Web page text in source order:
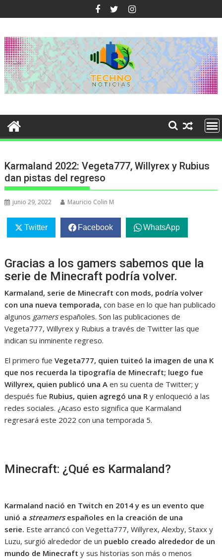
al
Karmaland 2022: Vegeta777, Willyrex y Rubius
dan pistas del regreso
junio 29, 2022 Mauricio Colin M
Twitter Facebook WhatsApp
Gracias a los gamers sabemos que la
serie de Minecraft podría volver.
Karmaland, serie de Minecraft con mods, podría volver
con una nueva temporada, con base en lo que han publicado
algunos gamersespañoles. Son las publicaciones de
Vegeta777, Willyrex y Rubius a través de Twitter las que
indican su inminente regreso.
El primero fue Vegeta777, quien tuiteó la imagen de una K
que nos recuerda la tipografía de Minecraft; luego fue
Willyrex, quien publicó una Aen su cuenta de Twitter; y
después fue Rubius, quien agregó una Ry enloqueció a las
redes sociales. ¿Acaso esto significa que Karmaland
regresará este 2022 con una temporada 5.
Minecraft: ¿Qué es Karmaland?
Karmaland nació en Twitch en 2014 y es un evento que
unió a streamersespañoles en la creación de una
serie. Este arrancó con Vegetta777, Willyrex, Alexby, Staxx y
Luzu, surgió alrededor de un pueblo creado alrededor de un
mundo de Minecraft y sus historias son más o menos